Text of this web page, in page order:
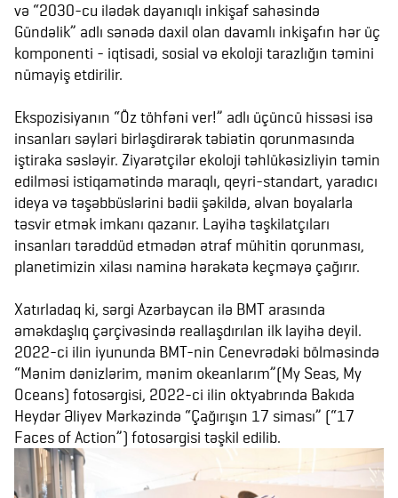
və “2030-cu ilədək dayanıqlı inkişaf sahəsində
Gündəlik” adlı sənədə daxil olan davamlı inkişafın hər üç
komponenti - iqtisadi, sosial və ekoloji tarazlığın təmini
nümayiş etdirilir.
Ekspozisiyanın “Öz töhfəni ver!” adlı üçüncü hissəsi isə
insanları səyləri birləşdirərək təbiətin qorunmasında
iştiraka səsləyir. Ziyarətçilər ekoloji təhlükəsizliyin təmin
edilməsi istiqamətində maraqlı, qeyri-standart, yaradıcı
ideya və təşəbbüslərini bədii şəkildə, əlvan boyalarla
təsvir etmək imkanı qazanır. Layihə təşkilatçıları
insanları tərəddüd etmədən ətraf mühitin qorunması,
planetimizin xilası naminə hərəkətə keçməyə çağırır.
Xatırladaq ki, sərgi Azərbaycan ilə BMT arasında
əməkdaşlıq çərçivəsində reallaşdırılan ilk layihə deyil.
2022-ci ilin iyununda BMT-nin Cenevrədəki bölməsində
“Mənim dənizlərim, mənim okeanlarım”(My Seas, My
Oceans) fotosərgisi, 2022-ci ilin oktyabrında Bakıda
Heydər Əliyev Mərkəzində “Çağırışın 17 siması” (“17
Faces of Action”) fotosərgisi təşkil edilib.